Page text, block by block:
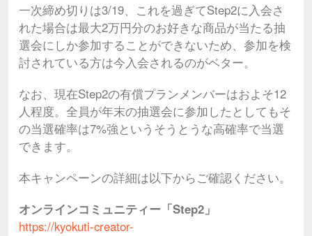
一次締め切りは3/19、これを過ぎてStep2に入会さ
れた場合は最大2万円分のお好きな商品が当たる抽
選会にしか参加することができないため、参加を検
討されている方は今入会されるのがベター。
なお、現在Step2の有償プランメンバーはおよそ12
人程度。全員が年末の抽選会に参加したとしてもそ
の当選確率は7%強というそうとうな高確率で当選
できます。
本キャンペーンの詳細は以下からご確認ください。
オンラインコミュニティー「Step2」
https://kyokuti-creator-